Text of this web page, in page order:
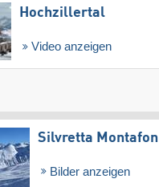
Hochzillertal
Video anzeigen
Silvretta Montafon
Bilder anzeigen